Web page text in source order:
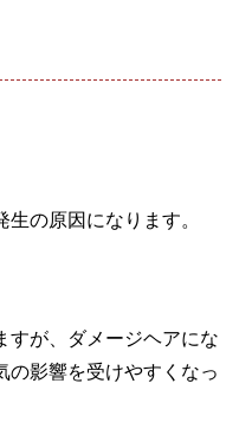
の原因になります。
すが、ダメージヘアにな
の影響を受けやすくなっ